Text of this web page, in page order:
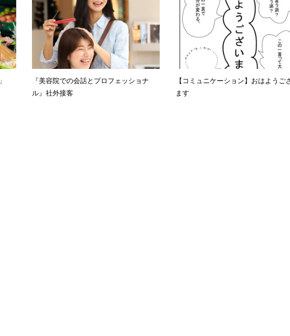
」
『美容院での会話とプロフェッショナ
ル』社外接客
【コミュニケーション】おはようご
ます